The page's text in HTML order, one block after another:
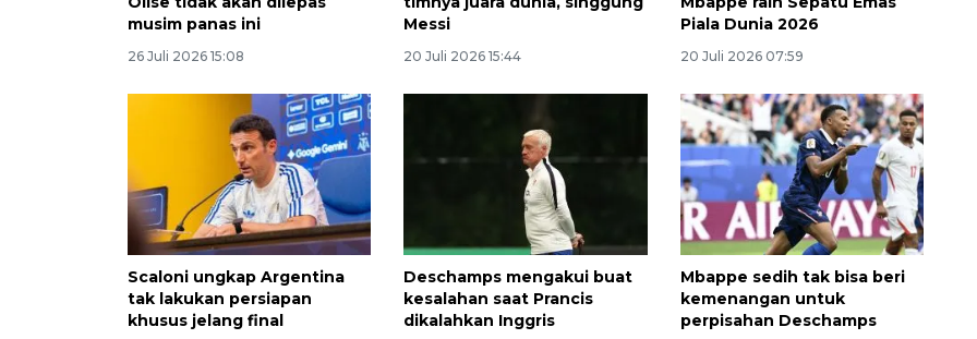
musim panas ini
26 Juli 2026 15:08
Messi
20 Juli 2026 15:44
Piala Dunia 2026
20 Juli 2026 07:59
Scaloni ungkap Argentina
tak lakukan persiapan
khusus jelang final
Deschamps mengakui buat
kesalahan saat Prancis
dikalahkan Inggris
Mbappe sedih tak bisa beri
kemenangan untuk
perpisahan Deschamps
160 ribu sambungan baru
jaringan gas 2026
2026-08-07 18:00:00